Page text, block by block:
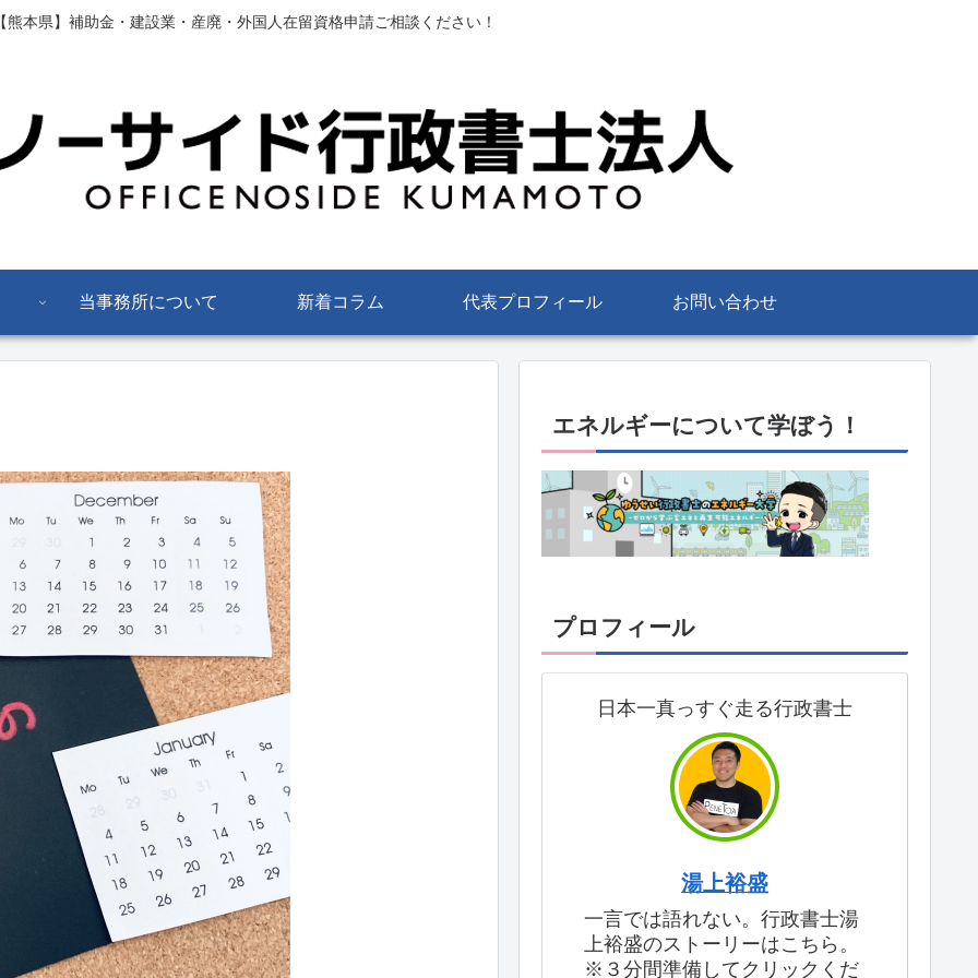
熊本県】補助金・建設業・産廃・外国人在留資格申請ご相談ください！
当事務所について 新着コラム 代表プロフィール お問い合わせ
エネルギーについて学ぼう！
プロフィール
日本一真っすぐ走る行政書士
湯上裕盛
一言では語れない。行政書士湯
上裕盛のストーリーはこちら。
※３分間準備してクリックくだ